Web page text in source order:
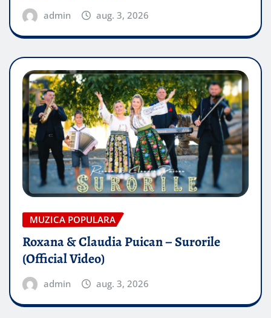
admin aug. 3, 2026
MUZICA POPULARA
Roxana & Claudia Puican – Surorile
(Official Video)
admin aug. 3, 2026